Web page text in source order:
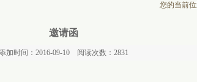
您的当前位
邀请函
加时间：2016-09-10 阅读次数：2831